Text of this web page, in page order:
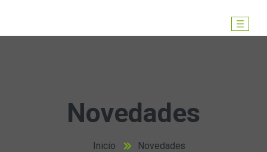
contenido
Novedades
Inicio Novedades